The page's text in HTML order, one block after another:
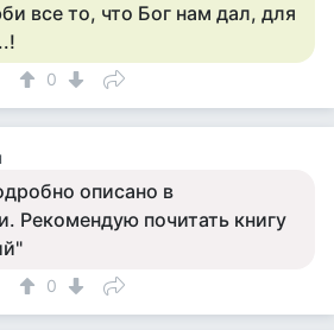
все то, что Бог нам дал, для
0
описано в
Рекомендую почитать книгу
0